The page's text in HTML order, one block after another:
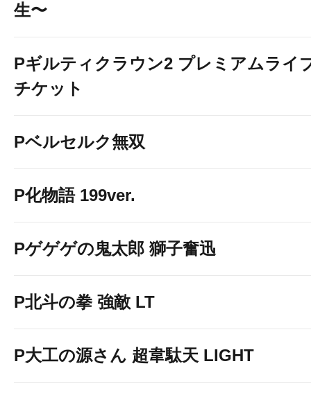
生〜
Pギルティクラウン2 プレミアムライ
チケット
Pベルセルク無双
P化物語 199ver.
Pゲゲゲの鬼太郎 獅子奮迅
P北斗の拳 強敵 LT
P大工の源さん 超韋駄天 LIGHT